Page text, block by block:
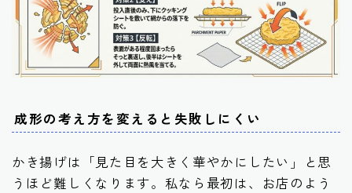
成形の考え方を変えると失敗しにくい
かき揚げは「見た目を大きく華やかにしたい」と思
うほど難しくなります。私なら最初は、お店のよう